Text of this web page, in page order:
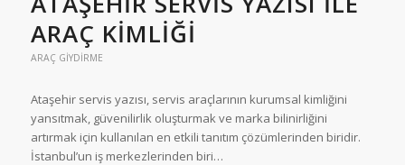
ARAÇ KIMLIĞI
ARAÇ GIYDIRME
Ataşehir servis yazısı, servis araçlarının kurumsal kimliğini
yansıtmak, güvenilirlik oluşturmak ve marka bilinirliğini
artırmak için kullanılan en etkili tanıtım çözümlerinden biridir.
İstanbul’un iş merkezlerinden biri…